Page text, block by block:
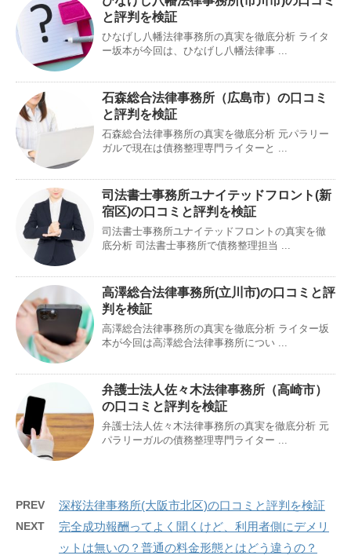
と評判を検証
ひなげし八幡法律事務所の真実を徹底分析 ライタ
ー坂本が今回は、ひなげし八幡法律事 ...
石森総合法律事務所（広島市）の口コミ
と評判を検証
石森総合法律事務所の真実を徹底分析 元パラリー
ガルで現在は債務整理専門ライターと ...
司法書士事務所ユナイテッドフロント(新
宿区)の口コミと評判を検証
司法書士事務所ユナイテッドフロントの真実を徹
底分析 司法書士事務所で債務整理担当 ...
高澤総合法律事務所(立川市)の口コミと評
判を検証
高澤総合法律事務所の真実を徹底分析 ライター坂
本が今回は高澤総合法律事務所につい ...
弁護士法人佐々木法律事務所（高崎市）
の口コミと評判を検証
弁護士法人佐々木法律事務所の真実を徹底分析 元
パラリーガルの債務整理専門ライター ...
PREV 深桜法律事務所(大阪市北区)の口コミと評判を検証
NEXT
完全成功報酬ってよく聞くけど、利用者側にデメリ
ットは無いの？普通の料金形態とはどう違うの？